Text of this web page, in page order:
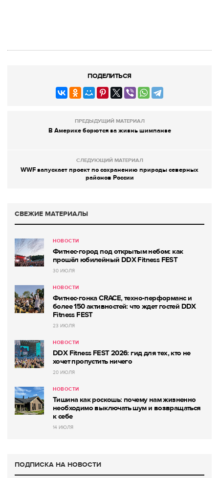
ПОДЕЛИТЬСЯ
ПРЕДЫДУЩИЙ МАТЕРИАЛ
В Америке борются за жизнь шимпанзе
СЛЕДУЮЩИЙ МАТЕРИАЛ
WWF запускает проект по сохранению природы северных
районов России
СВЕЖИЕ МАТЕРИАЛЫ
НОВОСТИ
Фитнес-город под открытым небом: как
прошёл юбилейный DDX Fitness FEST
30 ИЮЛЯ
НОВОСТИ
Фитнес-гонка CRACE, техно-перформанс и
более 150 активностей: что ждет гостей DDX
Fitness FEST
23 ИЮЛЯ
НОВОСТИ
DDX Fitness FEST 2026: гид для тех, кто не
хочет пропустить ничего
20 ИЮЛЯ
НОВОСТИ
Тишина как роскошь: почему нам жизненно
необходимо выключать шум и возвращаться
к себе
14 ИЮЛЯ
ПОДПИСКА НА НОВОСТИ